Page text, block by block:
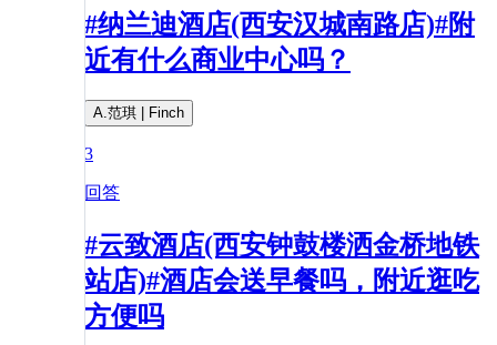
#纳兰迪酒店(西安汉城南路店)#附
近有什么商业中心吗？
A.范琪 | Finch
3
回答
#云致酒店(西安钟鼓楼洒金桥地铁
站店)#酒店会送早餐吗，附近逛吃
方便吗